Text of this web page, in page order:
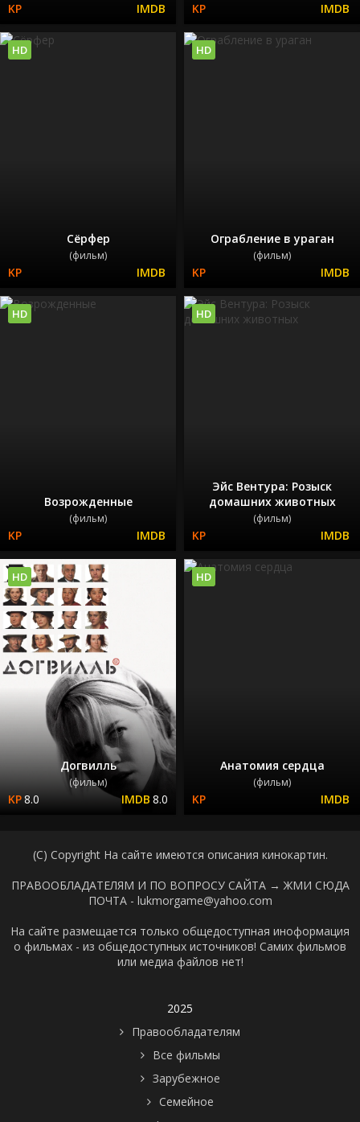
Сёрфер
(фильм)
HD
Ограбление в ураган
(фильм)
HD
Возрожденные
(фильм)
HD
Эйс Вентура: Розыск
домашних животных
(фильм)
HD
Догвилль
(фильм)
8.0 8.0
HD
Анатомия сердца
(фильм)
HD
(C) Copyright На сайте имеются описания кинокартин.
ПРАВООБЛАДАТЕЛЯМ И ПО ВОПРОСУ САЙТА → ЖМИ СЮДА
ПОЧТА - lukmorgame@yahoo.com
На сайте размещается только общедоступная иноформация
о фильмах - из общедоступных источников! Самих фильмов
или медиа файлов нет!
2025
Правообладателям
Все фильмы
Зарубежное
Семейное